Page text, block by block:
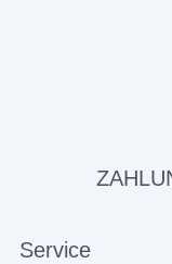
Service